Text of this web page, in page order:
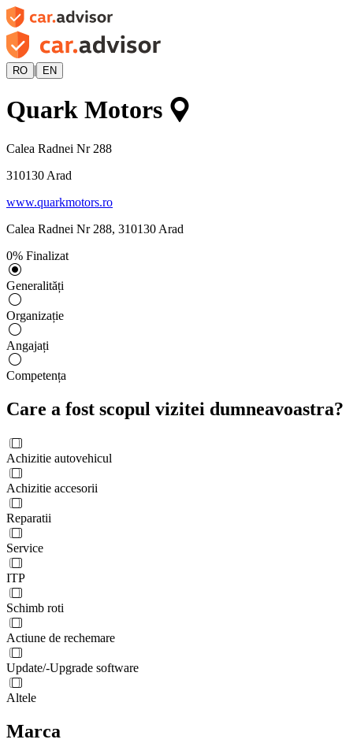
RO | EN
Quark Motors
Calea Radnei Nr 288
310130 Arad
www.quarkmotors.ro
Calea Radnei Nr 288, 310130 Arad
0% Finalizat
Generalități
Organizație
Angajați
Competența
Care a fost scopul vizitei dumneavoastra?
Achizitie autovehicul
Achizitie accesorii
Reparatii
Service
ITP
Schimb roti
Actiune de rechemare
Update/-Upgrade software
Altele
Marca